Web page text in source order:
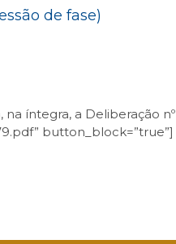
de fase)
íntegra, a Deliberação nº
button_block=”true”]